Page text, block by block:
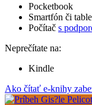
Pocketbook
Smartfón či
Počítač s
Neprečítate na:
Kindle
Ako čítať e-knihy